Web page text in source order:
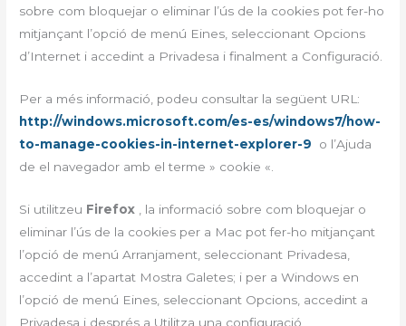
sobre com bloquejar o eliminar l’ús de la cookies pot fer-ho
mitjançant l’opció de menú Eines, seleccionant Opcions
d’Internet i accedint a Privadesa i finalment a Configuració.
Per a més informació, podeu consultar la següent URL:
http://windows.microsoft.com/es-es/windows7/how-
to-manage-cookies-in-internet-explorer-9 o l’Ajuda
de el navegador amb el terme » cookie «.
Si utilitzeu Firefox , la informació sobre com bloquejar o
eliminar l’ús de la cookies per a Mac pot fer-ho mitjançant
l’opció de menú Arranjament, seleccionant Privadesa,
accedint a l’apartat Mostra Galetes; i per a Windows en
l’opció de menú Eines, seleccionant Opcions, accedint a
Privadesa i després a Utilitza una configuració